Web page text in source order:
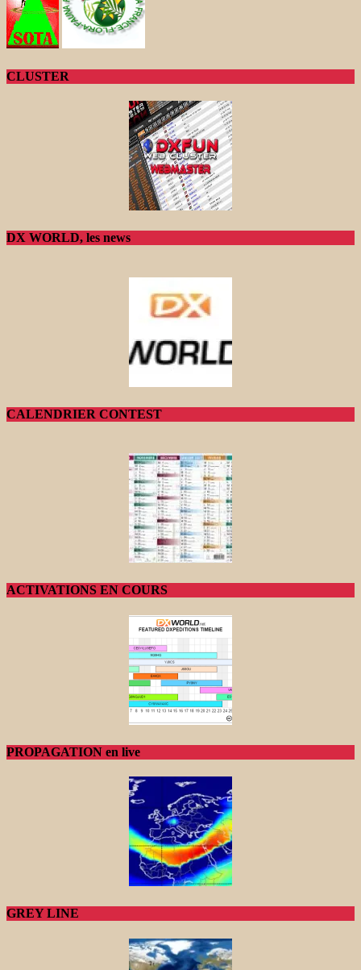
CLUSTER
DX WORLD, les news
CALENDRIER CONTEST
ACTIVATIONS EN COURS
PROPAGATION en live
GREY LINE